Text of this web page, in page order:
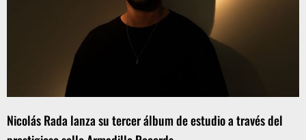
Nicolás Rada lanza su tercer álbum de estudio a través del